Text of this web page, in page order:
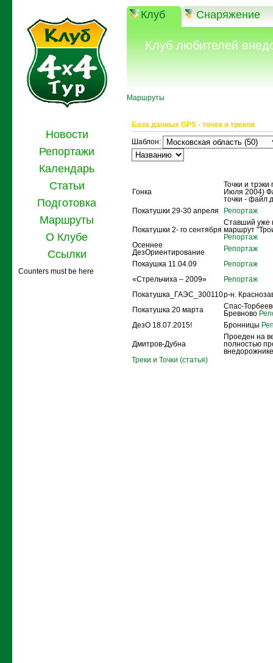
Клуб Снаряжение
Клуб любителей
Маршруты
Новости
Репортажи
Календарь
Статьи
Подготовка
Маршруты
О Клубе
Ссылки
Counters must be here
База данных GPS - точек и треков
Шаблон:
Гонка
Точки и трэки
Июля 2004)
точки - файл
Покатушки 29-30 апреля
Репортаж
Покатушки 2- го сентября
Ставший уже
маршрут
Репортаж
Осеннее
ДезОриентирование
Репортаж
Покаушка 11.04.09
Репортаж
«Стрельчиха – 2009»
Репортаж
Покатушка_ГАЭС_300110р-н.
Покатушка 20 марта
Спас-
Бревново
ДезО 18.07.2015!
Бронницы
Дмитров-Дубна
Проеден на
полностью
Треки и Точки (статья)